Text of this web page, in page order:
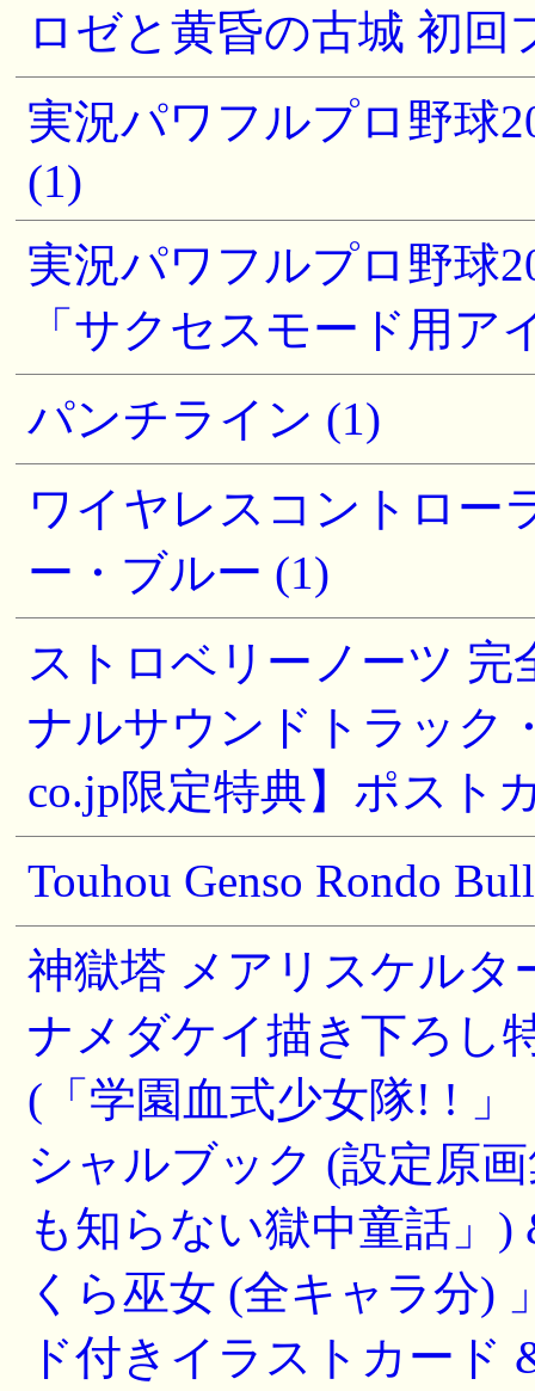
ロゼと黄昏の古城 初回
実況パワフルプロ野球
(1)
実況パワフルプロ野球
「サクセスモード用ア
パンチライン (1)
ワイヤレスコントロー
ー・ブルー (1)
ストロベリーノーツ 完
ナルサウンドトラック
co.jp限定特典】ポスト
Touhou Genso Rondo
神獄塔 メアリスケルタ
ナメダケイ描き下ろし
(「学園血式少女隊! !
シャルブック (設定原
も知らない獄中童話」
くら巫女 (全キャラ分)
ド付きイラストカード